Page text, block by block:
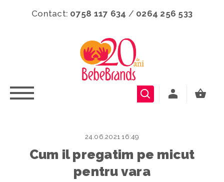
Contact: 0758 117 634 / 0264 256 533
Cum il pregatim pe micut
pentru vara
24.06.2021 16:49